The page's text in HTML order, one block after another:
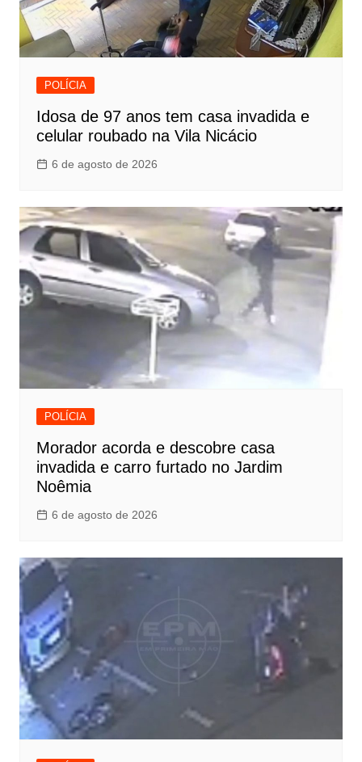
POLÍCIA
Idosa de 97 anos tem casa invadida e
celular roubado na Vila Nicácio
6 de agosto de 2026
POLÍCIA
Morador acorda e descobre casa
invadida e carro furtado no Jardim
Noêmia
6 de agosto de 2026